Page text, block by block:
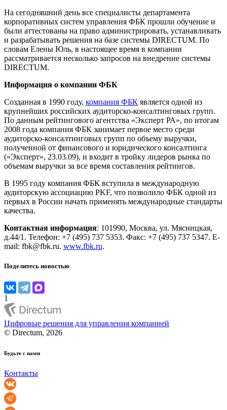
На сегодняшний день все специалисты департамента
корпоративных систем управления ФБК прошли обучение и
были аттестованы на право администрировать, устанавливать
и разрабатывать решения на базе системы DIRECTUM. По
словам Елены Юль, в настоящее время в компании
рассматривается несколько запросов на внедрение системы
DIRECTUM.
Информация о компании ФБК
Созданная в 1990 году, компания ФБК является одной из
крупнейших российских аудиторско-консалтинговых групп.
По данным рейтингового агентства «Эксперт РА», по итогам
2008 года компания ФБК занимает первое место среди
аудиторско-консалтинговых групп по объему выручки,
полученной от финансового и юридического консалтинга
(«Эксперт», 23.03.09), и входит в тройку лидеров рынка по
объемам выручки за все время составления рейтингов.
В 1995 году компания ФБК вступила в международную
аудиторскую ассоциацию PKF, что позволило ФБК одной из
первых в России начать применять международные стандарты
качества.
Контактная информация: 101990, Москва, ул. Мясницкая,
д.44/1. Телефон: +7 (495) 737 5353. Факс: +7 (495) 737 5347. E-
mail: fbk@fbk.ru. www.fbk.ru.
Поделитесь новостью
1
Цифровые решения для управления компанией
© Directum, 2026
Будьте с нами
Контакты